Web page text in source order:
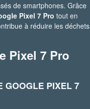
de smartphones. Grâce
Pixel 7 Pro tout en
à réduire les déchets
Pixel 7 Pro
GOOGLE PIXEL 7